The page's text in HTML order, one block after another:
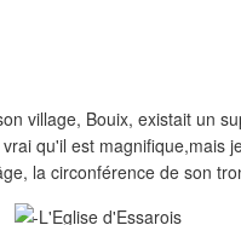
village, Bouix, existait un
qu'il est magnifique,mais
la circonférence de son